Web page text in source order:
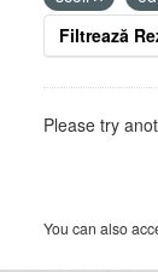
Filtrează
Please try
You can also